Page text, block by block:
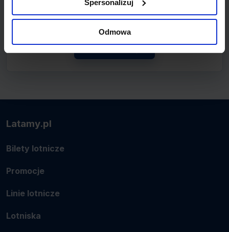
Spersonalizuj
Odmowa
lotnicze.
Latamy.pl
Bilety lotnicze
Promocje
Linie lotnicze
Lotniska